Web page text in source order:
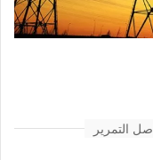
التمرير